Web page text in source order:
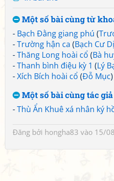
Một số bài cùng từ
- Bạch Đằng giang phú (
-Trường hận ca (Bạch Cư Dị
-Thăng Long hoài cổ (Bà
-Thanh bình điệu kỳ 1 (Lý
-Xích Bích hoài cổ (Đỗ Mục)
Một số bài cùng tác giả
-Thù Ẩn Khuê xá nhân ký
Đăng bởi hongha83 vào 15/